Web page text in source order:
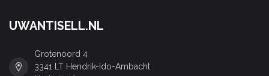
UWANTISELL.NL
Grotenoord 4
3341 LT Hendrik-Ido-Ambacht